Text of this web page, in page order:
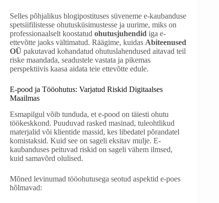
Selles põhjalikus blogipostituses süveneme e-kaubanduse
spetsiifilistesse ohutusküsimustesse ja uurime, miks on
professionaalselt koostatud ohutusjuhendid iga e-
ettevõtte jaoks vältimatud. Räägime, kuidas Abiteenused
OÜ pakutavad kohandatud ohutuslahendused aitavad teil
riske maandada, seadustele vastata ja pikemas
perspektiivis kaasa aidata teie ettevõtte edule.
E-pood ja Tööohutus: Varjatud Riskid Digitaalses
Maailmas
Esmapilgul võib tunduda, et e-pood on täiesti ohutu
töökeskkond. Puuduvad rasked masinad, tuleohtlikud
materjalid või klientide massid, kes libedatel põrandatel
komistaksid. Kuid see on sageli eksitav mulje. E-
kaubanduses peituvad riskid on sageli vähem ilmsed,
kuid samavõrd olulised.
Mõned levinumad tööohutusega seotud aspektid e-poes
hõlmavad: